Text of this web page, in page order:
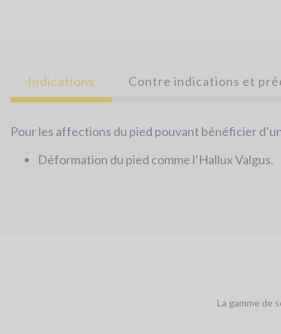
Indications Contre indications et
Pour les affections du pied pouvant bénéficier
Déformation du pied comme l’Hallux Valgus.
La gamme de